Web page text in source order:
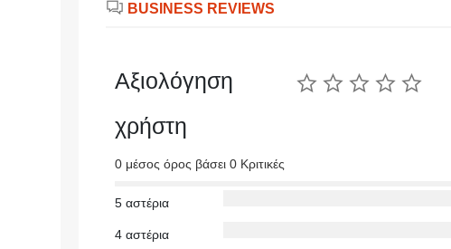
BUSINESS REVIEWS
Αξιολόγηση
χρήστη
0 μέσος όρος βάσει 0 Κριτικές
5 αστέρια
4 αστέρια